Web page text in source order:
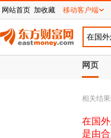
网页
相关结
在国
是由
网站首页 加收藏 移动客户端